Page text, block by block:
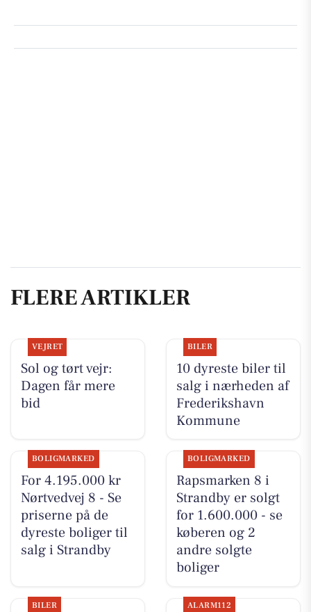
FLERE ARTIKLER
VEJRET
Sol og tørt vejr:
Dagen får mere
bid
BILER
10 dyreste biler til
salg i nærheden af
Frederikshavn
Kommune
BOLIGMARKED
For 4.195.000 kr
Nørtvedvej 8 - Se
priserne på de
dyreste boliger til
salg i Strandby
BOLIGMARKED
Rapsmarken 8 i
Strandby er solgt
for 1.600.000 - se
køberen og 2
andre solgte
boliger
BILER ALARM112